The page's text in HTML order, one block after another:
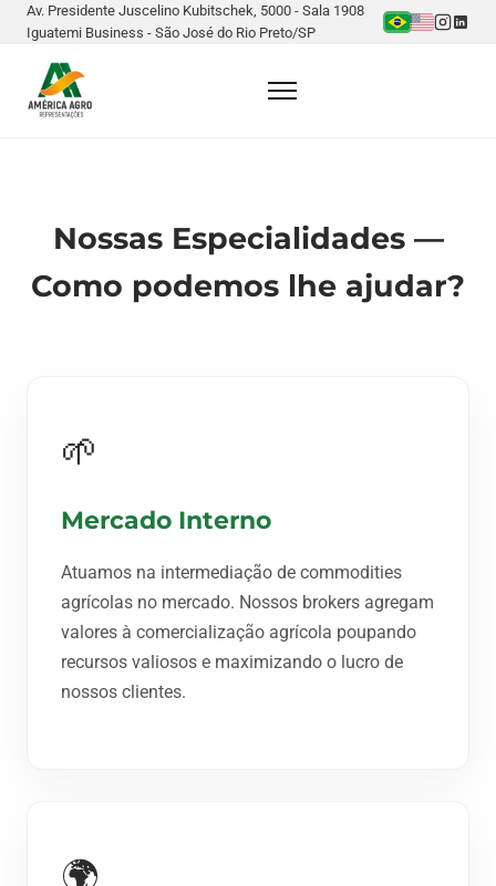
Av. Presidente Juscelino Kubitschek, 5000 - Sala 1908
Iguatemi Business - São José do Rio Preto/SP
Nossas Especialidades —
Como podemos lhe ajudar?
🌱
Mercado Interno
Atuamos na intermediação de commodities
agrícolas no mercado. Nossos brokers agregam
valores à comercialização agrícola poupando
recursos valiosos e maximizando o lucro de
nossos clientes.
🌍